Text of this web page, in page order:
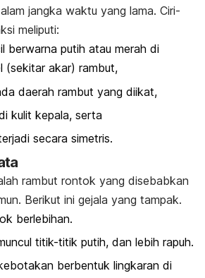
jangka waktu yang lama. Ciri-
meliputi:
berwarna putih atau merah di
(sekitar akar) rambut,
daerah rambut yang diikat,
kulit kepala, serta
secara simetris.
rambut rontok yang disebabkan
Berikut ini gejala yang tampak.
berlebihan.
titik-titik putih, dan lebih rapuh.
berbentuk lingkaran di